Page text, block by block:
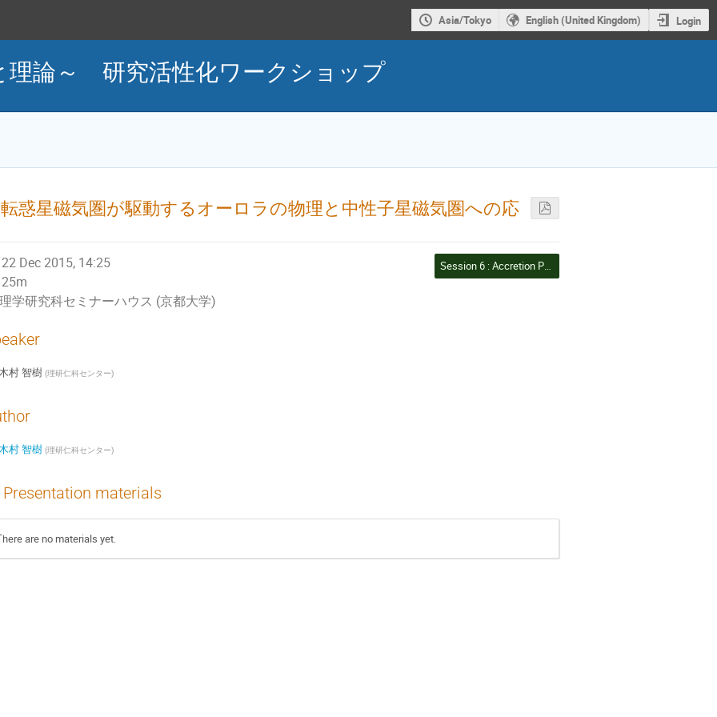
Asia/Tokyo English (United Kingdom) Login
理論～ 研究活性化ワークショップ
惑星磁気圏が駆動するオーロラの物理と中性子星磁気圏への応
22 Dec 2015, 14:25
25m
理学研究科セミナーハウス (京都大学)
Session 6 : Accretion Powered Pulsars (2)
村 智樹 (理研仁科センター)
村 智樹 (理研仁科センター)
Presentation materials
are no materials yet.